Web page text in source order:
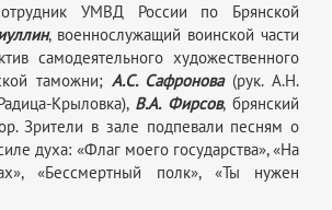
УМВД России по Брянской
, военнослужащий воинской части
самодеятельного художественного
таможни; А.С. Сафронова(рук. А.Н.
Крыловка), В.А. Фирсов, брянский
Зрители в зале подпевали песням о
духа: «Флаг моего государства», «На
«Бессмертный полк», «Ты нужен